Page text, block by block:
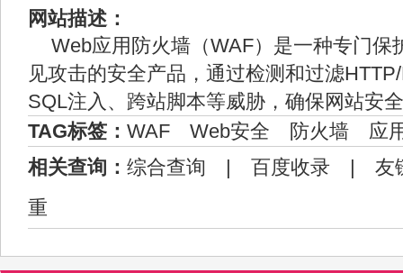
网站描述：
Web应用防火墙（WAF）是一种专门保
见攻击的安全产品，通过检测和过滤
SQL注入、跨站脚本等威胁，确保网站安
TAG标签： WAF Web安全 防火墙
应
相关查询： 综合查询 | 百度收录 | 友
重